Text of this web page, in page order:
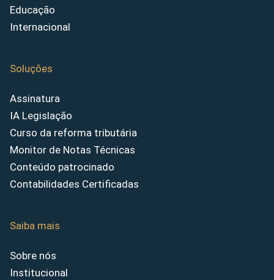
Educação
Internacional
Soluções
Assinatura
IA Legislação
Curso da reforma tributária
Monitor de Notas Técnicas
Conteúdo patrocinado
Contabilidades Certificadas
Saiba mais
Sobre nós
Institucional